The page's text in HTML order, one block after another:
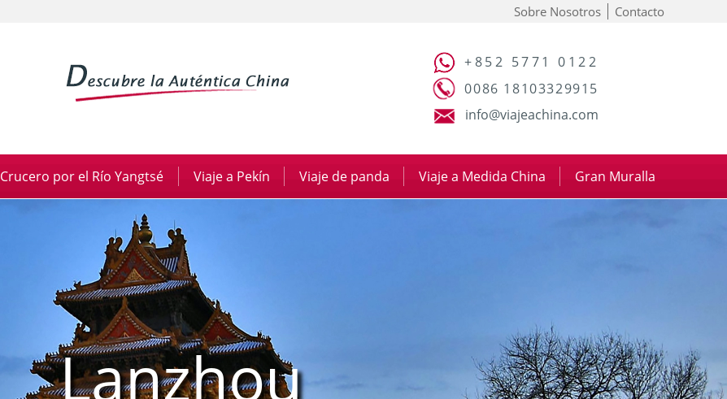
Sobre Nosotros Contacto
+852 5771 0122
0086 18103329915
info@viajeachina.com
Crucero por el Río Yangtsé Viaje a Pekín Viaje de panda Viaje a Medida China Gran Muralla
Lanzhou